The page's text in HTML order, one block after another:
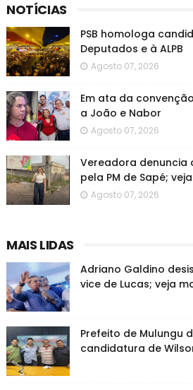
NOTÍCIAS
PSB homologa
Deputados e à ALPB
Agosto 07, 2026
Em ata da
a João e Nabor
Agosto 07, 2026
Vereadora denuncia
pela PM de Sapé;
Agosto 07, 2026
MAIS LIDAS
Adriano Galdino
vice de Lucas; veja
Prefeito de Mulungu
candidatura de